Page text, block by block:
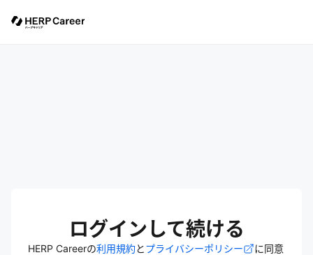
ログインして続ける
HERP Careerの利用規約とプライバシーポリシー
に同意